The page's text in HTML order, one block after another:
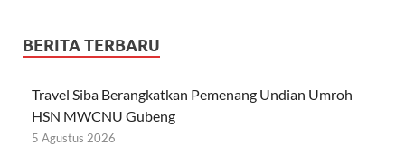
BERITA TERBARU
Travel Siba Berangkatkan Pemenang Undian Umroh
HSN MWCNU Gubeng
5 Agustus 2026